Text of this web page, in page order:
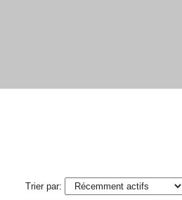
Trier par: